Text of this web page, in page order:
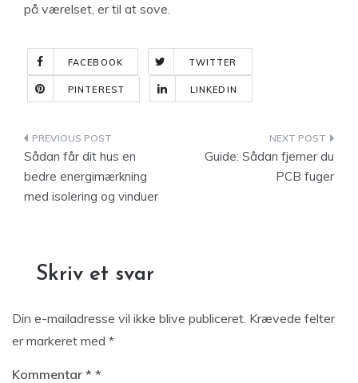
på værelset, er til at sove.
FACEBOOK TWITTER
PINTEREST LINKEDIN
Indlægsnavigation
Sådan får dit hus en
bedre energimærkning
med isolering og vinduer
Guide: Sådan fjerner du
PCB fuger
Skriv et svar
Din e-mailadresse vil ikke blive publiceret. Krævede felter
er markeret med *
Kommentar *